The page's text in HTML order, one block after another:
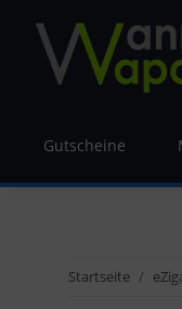
Gutscheine
Startseite